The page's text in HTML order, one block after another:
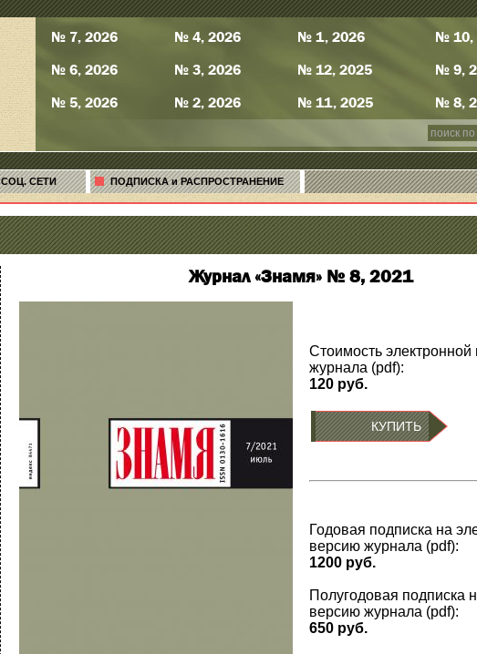
№ 7, 2026
№ 6, 2026
№ 5, 2026
№ 4, 2026
№ 3, 2026
№ 2, 2026
№ 1, 2026
№ 12, 2025
№ 11, 2025
№ 10,
№ 9,
№ 8,
СОЦ. СЕТИ ПОДПИСКА и РАСПРОСТРАНЕНИЕ
Журнал «Знамя» № 8, 2021
Стоимость электронной
журнала (pdf):
120 руб.
КУПИТЬ
Годовая подписка на
версию журнала (pdf):
1200 руб.
Полугодовая подписка
версию журнала (pdf):
650 руб.